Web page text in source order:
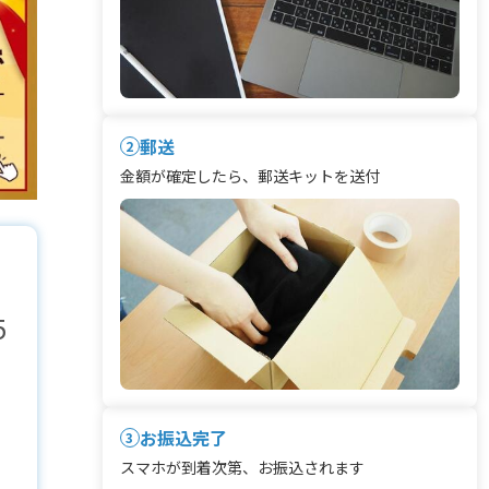
2 郵送
金額が確定したら、郵送キットを送付
3 お振込完了
スマホが到着次第、お振込されます